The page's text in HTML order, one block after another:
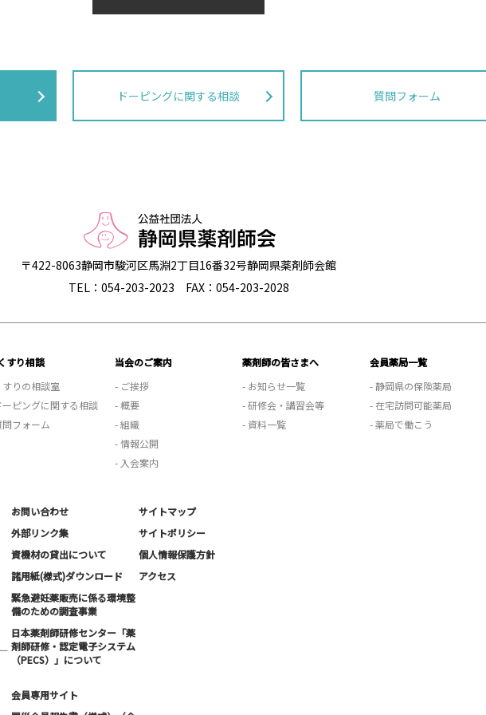
ドーピングに関する相談 質問フォーム
〒422-8063静岡市駿河区馬淵2丁目16番32号静岡県薬剤師会館
TEL：054-203-2023 FAX：054-203-2028
すり相談
すりの相談室
ーピングに関する相談
問フォーム
当会のご案内
- ご挨拶
- 概要
- 組織
- 情報公開
- 入会案内
薬剤師の皆さまへ
- お知らせ一覧
- 研修会・講習会等
- 資料一覧
会員薬局一覧
- 静岡県の保険薬局
- 在宅訪問可能薬局
- 薬局で働こう
お問い合わせ
外部リンク集
資機材の貸出について
諸用紙(様式)ダウンロード
緊急避妊薬販売に係る環境整
備のための調査事業
日本薬剤師研修センター「薬
剤師研修・認定電子システム
（PECS）」について
会員専用サイト
サイトマップ
サイトポリシー
個人情報保護方針
アクセス